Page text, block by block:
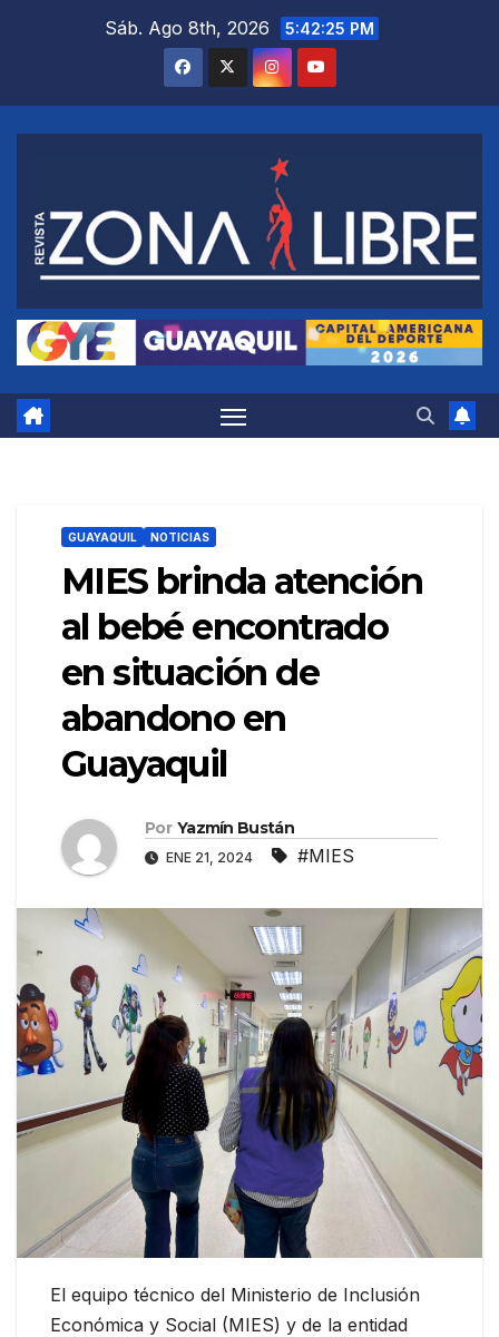
Sáb. Ago 8th, 2026 5:42:25 PM
GUAYAQUIL NOTICIAS
MIES brinda atención
al bebé encontrado
en situación de
abandono en
Guayaquil
Por Yazmín Bustán
ENE 21, 2024 #MIES
El equipo técnico del Ministerio de Inclusión
Económica y Social (MIES) y de la entidad